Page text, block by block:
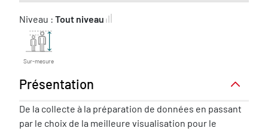
Niveau : Tout niveau
Sur-mesure
Présentation
Présentation
De la collecte à la préparation de données en passant
par le choix de la meilleure visualisation pour le